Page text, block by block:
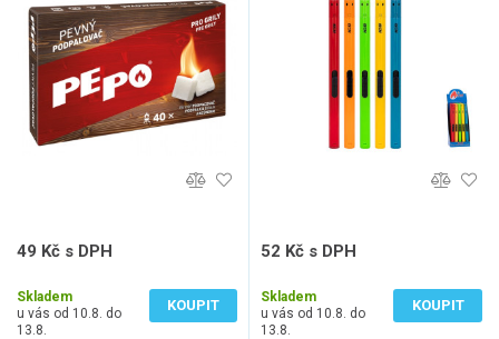
49 Kč s DPH
Skladem
u vás od 10.8. do
13.8.
KOUPIT
52 Kč s DPH
Skladem
u vás od 10.8. do
13.8.
KOUPIT